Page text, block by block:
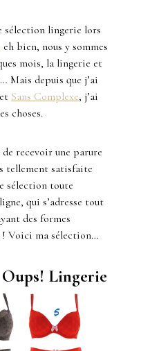
sélection lingerie lors
eh bien, nous y sommes
mois, la lingerie et
Mais depuis que j’ai
et Sans Complexe, j’ai
choses.
recevoir une parure
tellement satisfaite
sélection toute
qui s’adresse tout
des formes
! Voici ma sélection…
Lingerie